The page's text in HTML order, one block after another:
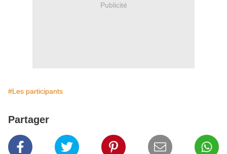
Publicité
#Les participants
Partager